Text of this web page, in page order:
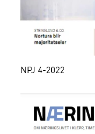
NPJ 4-2022